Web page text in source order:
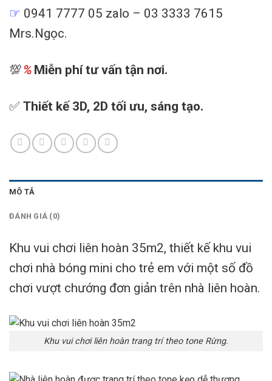
☞ 0941 7777 05 zalo – 03 3333 7615
Mrs.Ngọc.
💯% Miễn phí tư vấn tận nơi.
✅ Thiết kế 3D, 2D tối ưu, sáng tạo.
MÔ TẢ
ĐÁNH GIÁ (0)
Khu vui chơi liên hoàn 35m2, thiết kế khu vui
chơi nhà bóng mini cho trẻ em với một số đồ
chơi vượt chướng đơn giản trên nhà liên hoàn.
Khu vui chơi liên hoàn trang trí theo tone Rừng.